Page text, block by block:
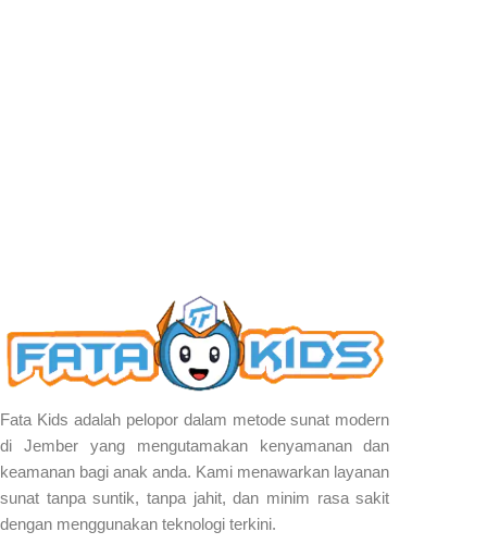
Fata Kids adalah pelopor dalam metode sunat modern
di Jember yang mengutamakan kenyamanan dan
keamanan bagi anak anda. Kami menawarkan layanan
sunat tanpa suntik, tanpa jahit, dan minim rasa sakit
dengan menggunakan teknologi terkini.